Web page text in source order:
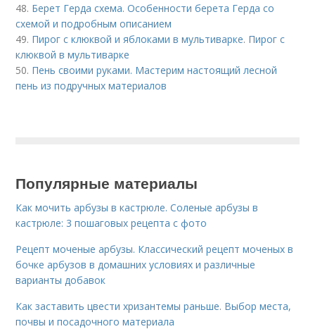
48. Берет Герда схема. Особенности берета Герда со
схемой и подробным описанием
49. Пирог с клюквой и яблоками в мультиварке. Пирог с
клюквой в мультиварке
50. Пень своими руками. Мастерим настоящий лесной
пень из подручных материалов
Популярные материалы
Как мочить арбузы в кастрюле. Соленые арбузы в
кастрюле: 3 пошаговых рецепта с фото
Рецепт моченые арбузы. Классический рецепт моченых в
бочке арбузов в домашних условиях и различные
варианты добавок
Как заставить цвести хризантемы раньше. Выбор места,
почвы и посадочного материала